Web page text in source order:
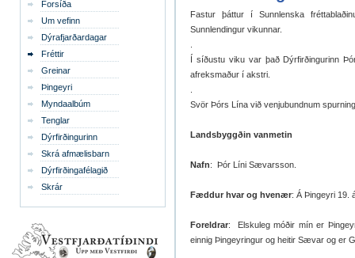
Forsíða
Um vefinn
Dýrafjarðardagar
Fréttir
Greinar
Þingeyri
Myndaalbúm
Tenglar
Dýrfirðingurinn
Skrá afmælisbarn
Dýrfirðingafélagið
Skrár
Fastur þáttur í Sunnlenska
Sunnlendingur vikunnar.
Í síðustu viku var það Dýrfirðingurinn
afreksmaður í akstri.
Svör Þórs Lína við venjubundnum
Landsbyggðin vanmetin
Nafn: Þór Líni Sævarsson.
Fæddur hvar og hvenær: Á Þingeyri 19.
Foreldrar: Elskuleg móðir mín er
einnig Þingeyringur og heitir Sævar og er